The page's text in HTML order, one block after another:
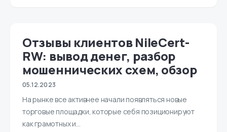
Отзывы клиентов NileCert-
RW: вывод денег, разбор
мошеннических схем, обзор
05.12.2023
На рынке все активнее начали появляться новые
торговые площадки, которые себя позиционируют
как грамотных и…